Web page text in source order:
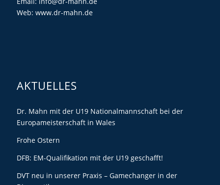
Web: www.dr-mahn.de
AKTUELLES
Dr. Mahn mit der U19 Nationalmannschaft bei der
Europameisterschaft in Wales
Frohe Ostern
DFB: EM-Qualifikation mit der U19 geschafft!
DVT neu in unserer Praxis – Gamechanger in der